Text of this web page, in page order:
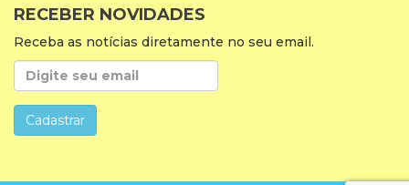
RECEBER NOVIDADES
Receba as notícias diretamente no seu email.